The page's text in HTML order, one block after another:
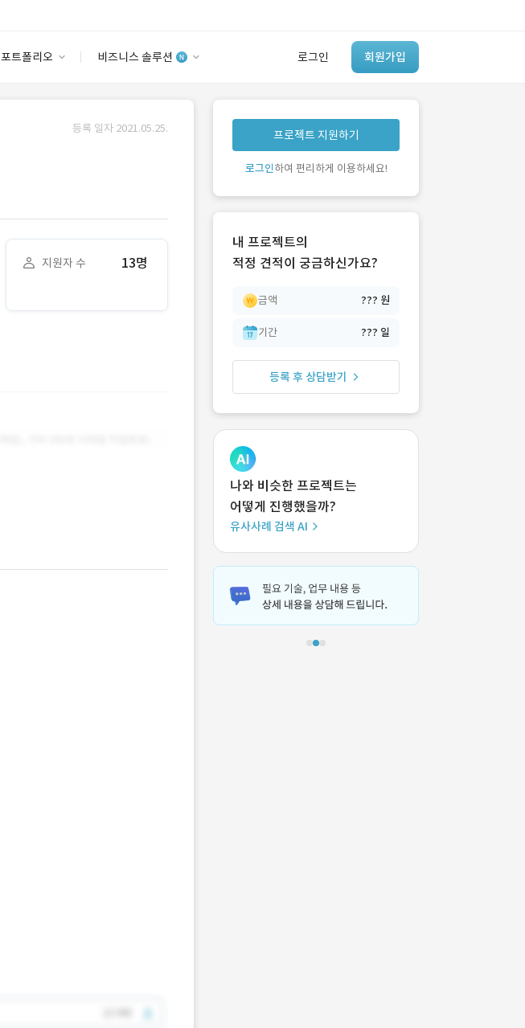
포트폴리오 비즈니스 솔루션 로그인 회원가입
안심 코드 케어
유사사례 검색 AI
‘이런 거’ 만들어본
개발 회사 있어?
등록 일자 2021.05.25.
지원자 수 13명
프로젝트 지원하기
로그인하여 편리하게 이용하세요!
내 프로젝트의
적정 견적이 궁금하신가요?
금액 ??? 원
기간 ??? 일
등록 후 상담받기
나와 비슷한 프로젝트는
어떻게 진행했을까?
유사사례 검색 AI